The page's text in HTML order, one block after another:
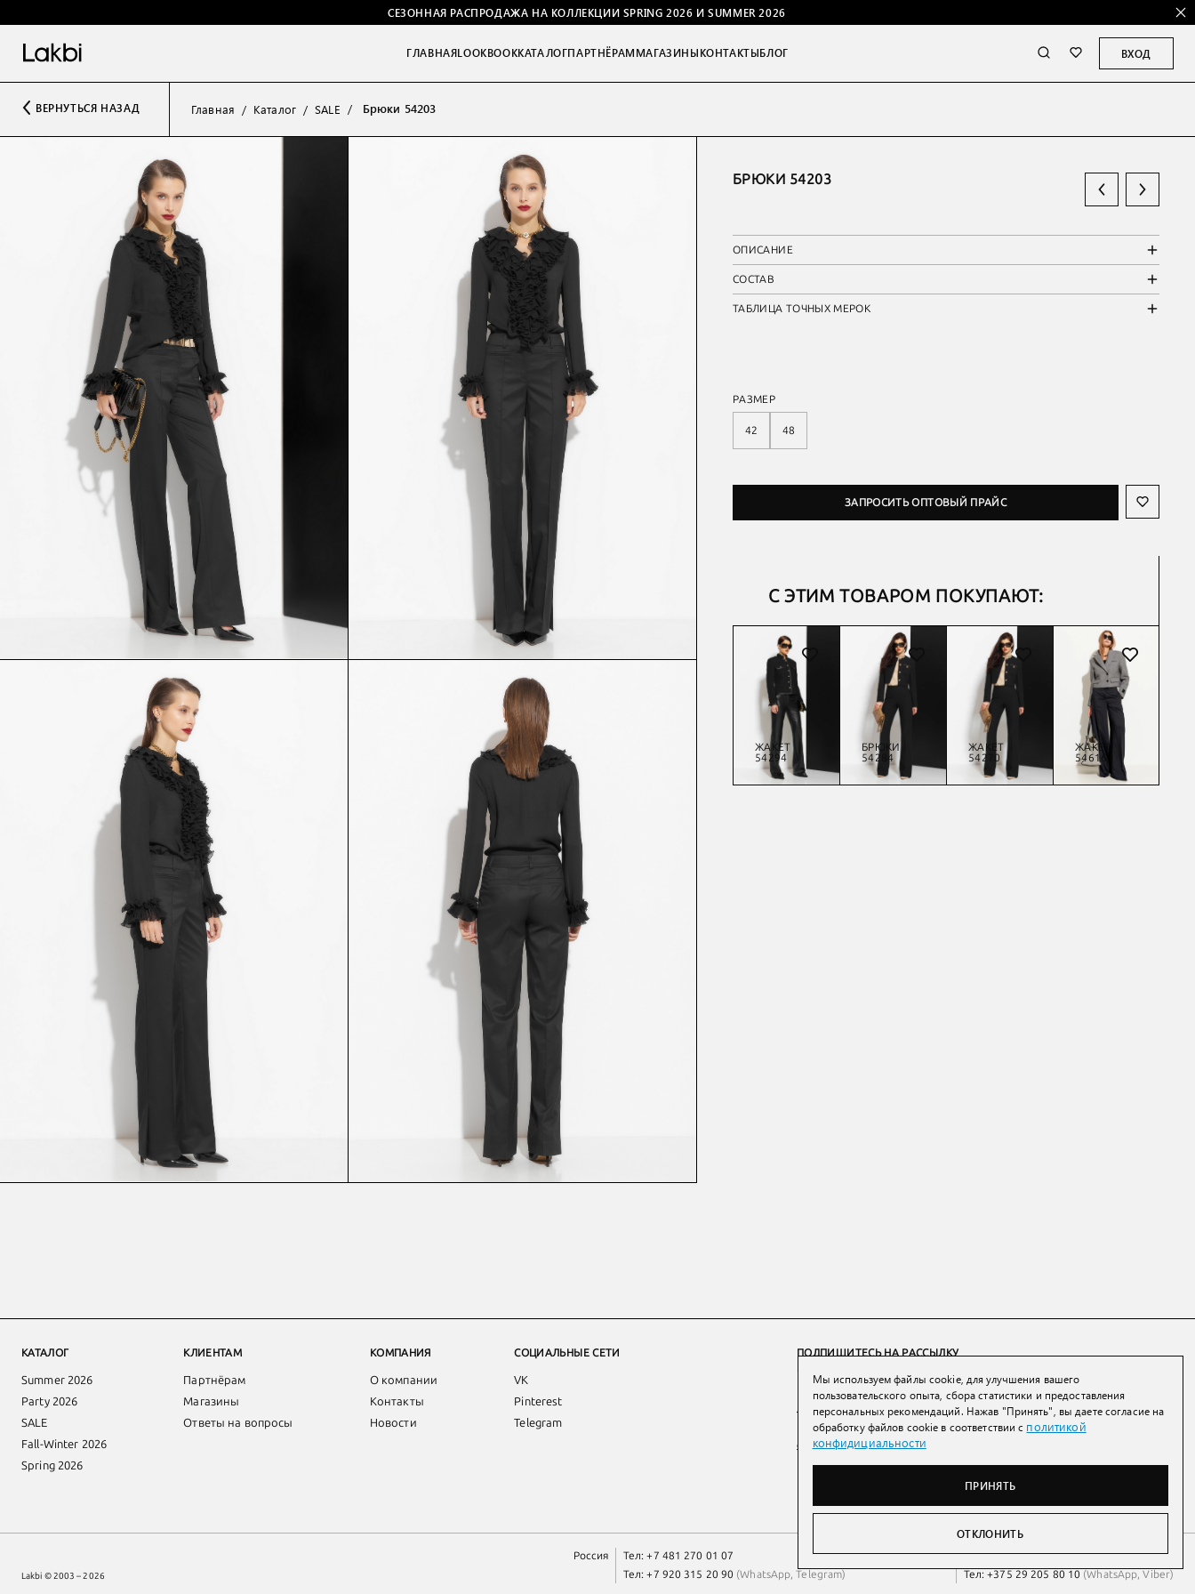
СЕЗОННАЯ РАСПРОДАЖА НА КОЛЛЕКЦИИ SPRING 2026 И SUMMER 2026
ГЛАВНАЯLOOKBOOKКАТАЛОГПАРТНЁРАММАГАЗИНЫКОНТАКТЫБЛОГ ВХОД
ВЕРНУТЬСЯ НАЗАД Главная Каталог SALE Брюки 54203
БРЮКИ 54203
ОПИСАНИЕ
СОСТАВ
ТАБЛИЦА ТОЧНЫХ МЕРОК
РАЗМЕР
42 48
ЗАПРОСИТЬ ОПТОВЫЙ ПРАЙС
С ЭТИМ ТОВАРОМ ПОКУПАЮТ:
ЖАКЕТ
54635
ЖАКЕТ
54294
БРЮКИ
54284
ЖАКЕТ
54270
ЖАКЕТ
54616
КАТАЛОГ
Summer 2026
Party 2026
SALE
Fall-Winter 2026
Spring 2026
КЛИЕНТАМ
Партнёрам
Магазины
Ответы на вопросы
КОМПАНИЯ
О компании
Контакты
Новости
СОЦИАЛЬНЫЕ СЕТИ
VK
Pinterest
Telegram
ПОДПИШИТЕСЬ НА РАССЫЛКУ
ПОДПИСАТЬСЯ
Нажимая на кнопку вы соглашаетесь сполитикой конфиденциальности и
обработки персональных данных
Lakbi © 2003 – 2026
Россия Тел:+7 481 270 01 07
Тел:+7 920 315 20 90 (WhatsApp,Telegram)
Беларусь Тел:+7 993 398 36 60(WhatsApp)
Тел:+375 29 205 80 10 (WhatsApp, Viber)
Мы используем файлы cookie, для улучшения вашего
пользовательского опыта, сбора статистики и предоставления
персональных рекомендаций. Нажав "Принять", вы даете согласие на
обработку файлов cookie в соответствии с политикой
конфидициальности
ПРИНЯТЬ
ОТКЛОНИТЬ